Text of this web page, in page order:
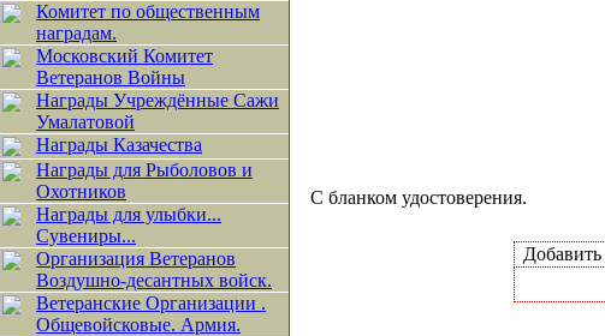
Комитет по общественным
наградам.
Московский Комитет
Ветеранов Войны
Награды Учреждённые Сажи
Умалатовой
Награды Казачества
Награды для Рыболовов и
Охотников
Награды для улыбки...
Сувениры...
Организация Ветеранов
Воздушно-десантных войск.
Ветеранские Организации .
Общевойсковые. Армия.
С бланком удостоверения.
Добавить